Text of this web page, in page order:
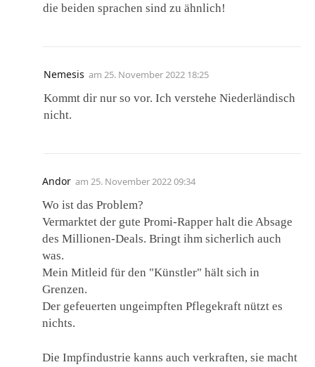
die beiden sprachen sind zu ähnlich!
Nemesis am 25. November 2022 18:25
Kommt dir nur so vor. Ich verstehe Niederländisch
nicht.
Andor am 25. November 2022 09:34
Wo ist das Problem?
Vermarktet der gute Promi-Rapper halt die Absage
des Millionen-Deals. Bringt ihm sicherlich auch
was.
Mein Mitleid für den "Künstler" hält sich in
Grenzen.
Der gefeuerten ungeimpften Pflegekraft nützt es
nichts.
Die Impfindustrie kanns auch verkraften, sie macht